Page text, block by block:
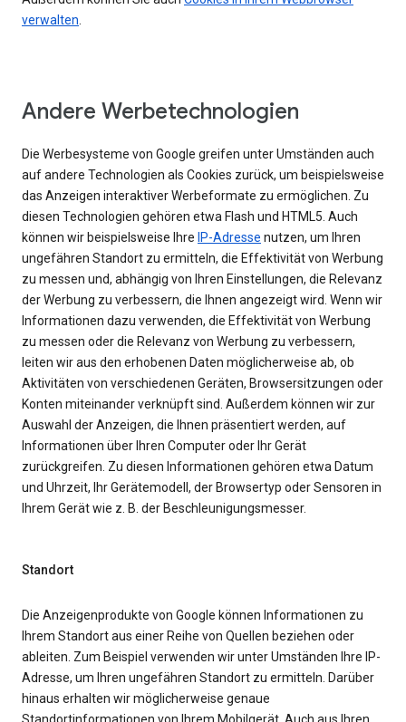
verwalten.
Andere Werbetechnologien
Die Werbesysteme von Google greifen unter Umständen auch
auf andere Technologien als Cookies zurück, um beispielsweise
das Anzeigen interaktiver Werbeformate zu ermöglichen. Zu
diesen Technologien gehören etwa Flash und HTML5. Auch
können wir beispielsweise Ihre IP-Adresse nutzen, um Ihren
ungefähren Standort zu ermitteln, die Effektivität von Werbung
zu messen und, abhängig von Ihren Einstellungen, die Relevanz
der Werbung zu verbessern, die Ihnen angezeigt wird. Wenn wir
Informationen dazu verwenden, die Effektivität von Werbung
zu messen oder die Relevanz von Werbung zu verbessern,
leiten wir aus den erhobenen Daten möglicherweise ab, ob
Aktivitäten von verschiedenen Geräten, Browsersitzungen oder
Konten miteinander verknüpft sind. Außerdem können wir zur
Auswahl der Anzeigen, die Ihnen präsentiert werden, auf
Informationen über Ihren Computer oder Ihr Gerät
zurückgreifen. Zu diesen Informationen gehören etwa Datum
und Uhrzeit, Ihr Gerätemodell, der Browsertyp oder Sensoren in
Ihrem Gerät wie z. B. der Beschleunigungsmesser.
Standort
Die Anzeigenprodukte von Google können Informationen zu
Ihrem Standort aus einer Reihe von Quellen beziehen oder
ableiten. Zum Beispiel verwenden wir unter Umständen Ihre IP-
Adresse, um Ihren ungefähren Standort zu ermitteln. Darüber
hinaus erhalten wir möglicherweise genaue